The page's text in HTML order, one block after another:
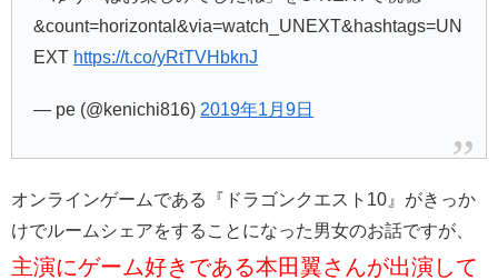
&count=horizontal&via=watch_UNEXT&hashtags=UN
EXT https://t.co/yRtTVHbknJ
— pe (@kenichi816) 2019年1月9日
オンラインゲームである『ドラゴンクエスト10』がきっか
けでルームシェアをすることになった男女のお話ですが、
主演にゲーム好きである本田翼さんが出演して